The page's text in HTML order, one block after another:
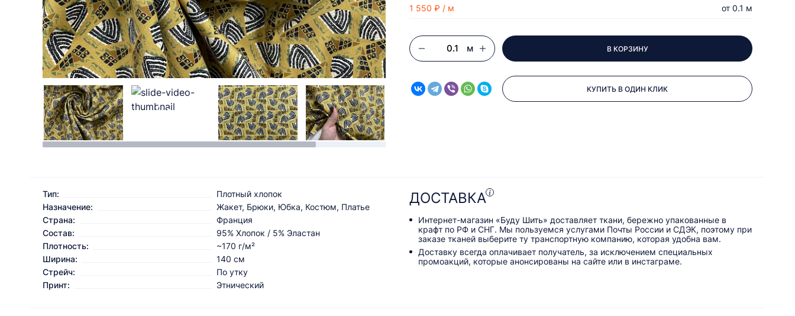
1 550 ₽ / м от 0.1 м
м В КОРЗИНУ
КУПИТЬ В ОДИН КЛИК
Тип:
Плотный хлопок
Назначение:
Жакет, Брюки, Юбка, Костюм, Платье
Страна:
Франция
Состав:
95% Хлопок / 5% Эластан
Плотность:
~170 г/м²
Ширина:
140 см
Стрейч:
По утку
Принт:
Этнический
ДОСТАВКА
Интернет-магазин «Буду Шить» доставляет ткани, бережно упакованные в
крафт по РФ и СНГ. Мы пользуемся услугами Почты России и СДЭК, поэтому при
заказе тканей выберите ту транспортную компанию, которая удобна вам.
Доставку всегда оплачивает получатель, за исключением специальных
промоакций, которые анонсированы на сайте или в инстаграме.